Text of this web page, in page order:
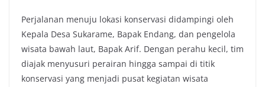
Perjalanan menuju lokasi konservasi didampingi oleh
Kepala Desa Sukarame, Bapak Endang, dan pengelola
wisata bawah laut, Bapak Arif. Dengan perahu kecil, tim
diajak menyusuri perairan hingga sampai di titik
konservasi yang menjadi pusat kegiatan wisata